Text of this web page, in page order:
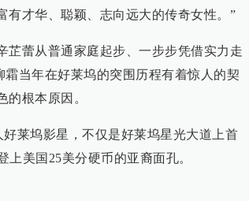
有才华、聪颖、志向远大的传奇女性。”
芷蕾从普通家庭起步、一步步凭借实力走
当年在好莱坞的突围历程有着惊人的契
根本原因。
莱坞影星，不仅是好莱坞星光大道上首
美国25美分硬币的亚裔面孔。